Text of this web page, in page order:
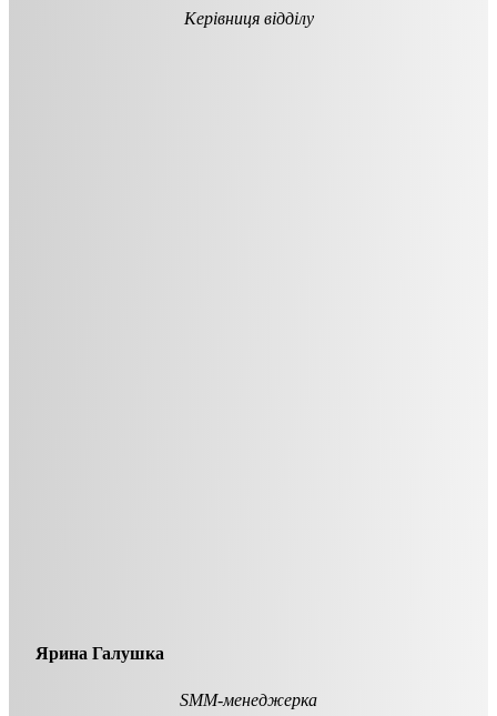
Керівниця відділу
Ярина Галушка
SMM-менеджерка